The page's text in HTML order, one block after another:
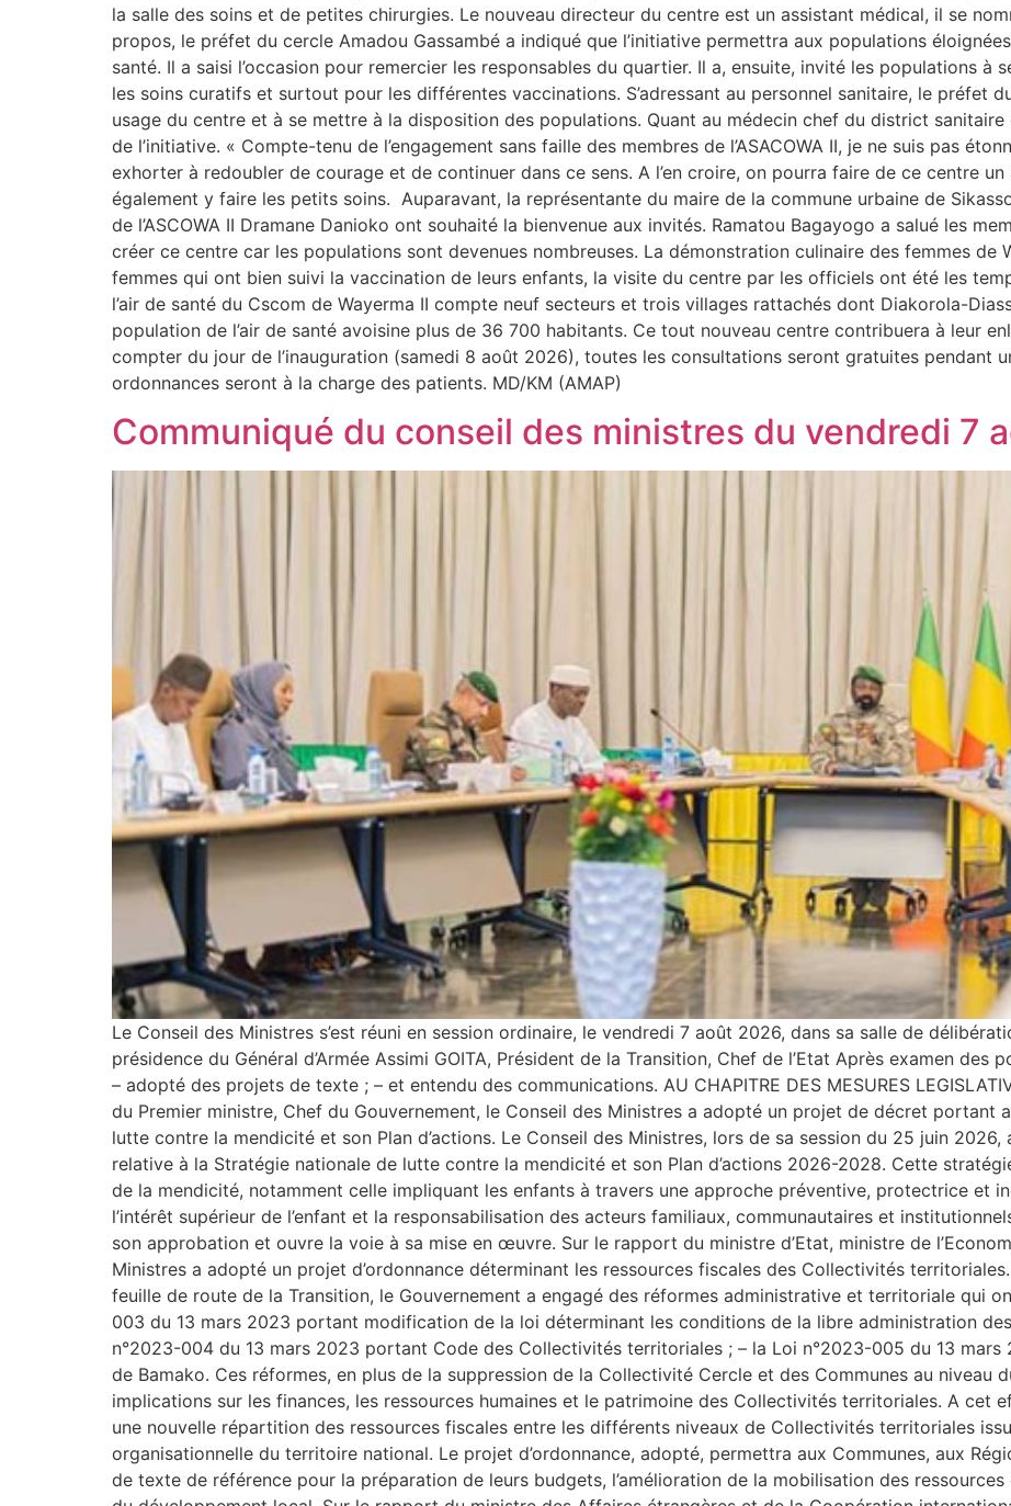
la salle des soins et de petites chirurgies. Le nouveau directeur du centre est un assistant médical, il se
propos, le préfet du cercle Amadou Gassambé a indiqué que l’initiative permettra aux populations
santé. Il a saisi l’occasion pour remercier les responsables du quartier. Il a, ensuite, invité les populations à
les soins curatifs et surtout pour les différentes vaccinations. S’adressant au personnel sanitaire, le préfet
usage du centre et à se mettre à la disposition des populations. Quant au médecin chef du district sanitaire
de l’initiative. « Compte-tenu de l’engagement sans faille des membres de l’ASACOWA II, je ne suis pas
exhorter à redoubler de courage et de continuer dans ce sens. A l’en croire, on pourra faire de ce centre
également y faire les petits soins. Auparavant, la représentante du maire de la commune urbaine de
de l’ASCOWA II Dramane Danioko ont souhaité la bienvenue aux invités. Ramatou Bagayogo a salué les
créer ce centre car les populations sont devenues nombreuses. La démonstration culinaire des femmes de
femmes qui ont bien suivi la vaccination de leurs enfants, la visite du centre par les officiels ont été les
l’air de santé du Cscom de Wayerma II compte neuf secteurs et trois villages rattachés dont Diakorola-
population de l’air de santé avoisine plus de 36 700 habitants. Ce tout nouveau centre contribuera à leur
compter du jour de l’inauguration (samedi 8 août 2026), toutes les consultations seront gratuites pendant
ordonnances seront à la charge des patients. MD/KM (AMAP)
Communiqué du conseil des ministres du vendredi 7
Le Conseil des Ministres s’est réuni en session ordinaire, le vendredi 7 août 2026, dans sa salle de
présidence du Général d’Armée Assimi GOITA, Président de la Transition, Chef de l’Etat Après examen des
– adopté des projets de texte ; – et entendu des communications. AU CHAPITRE DES MESURES
du Premier ministre, Chef du Gouvernement, le Conseil des Ministres a adopté un projet de décret portant
lutte contre la mendicité et son Plan d’actions. Le Conseil des Ministres, lors de sa session du 25 juin
relative à la Stratégie nationale de lutte contre la mendicité et son Plan d’actions 2026-2028. Cette
de la mendicité, notamment celle impliquant les enfants à travers une approche préventive, protectrice et
l’intérêt supérieur de l’enfant et la responsabilisation des acteurs familiaux, communautaires et
son approbation et ouvre la voie à sa mise en œuvre. Sur le rapport du ministre d’Etat, ministre de
Ministres a adopté un projet d’ordonnance déterminant les ressources fiscales des Collectivités
feuille de route de la Transition, le Gouvernement a engagé des réformes administrative et territoriale qui
003 du 13 mars 2023 portant modification de la loi déterminant les conditions de la libre administration
n°2023-004 du 13 mars 2023 portant Code des Collectivités territoriales ; – la Loi n°2023-005 du 13
de Bamako. Ces réformes, en plus de la suppression de la Collectivité Cercle et des Communes au niveau
implications sur les finances, les ressources humaines et le patrimoine des Collectivités territoriales. A cet
une nouvelle répartition des ressources fiscales entre les différents niveaux de Collectivités territoriales
organisationnelle du territoire national. Le projet d’ordonnance, adopté, permettra aux Communes, aux
de texte de référence pour la préparation de leurs budgets, l’amélioration de la mobilisation des